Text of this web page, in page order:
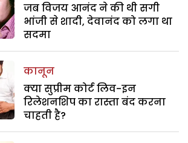
जब विजय आनंद ने की थी सगी
भांजी से शादी, देवानंद को लगा था
सदमा
कानून
क्या सुप्रीम कोर्ट लिव-इन
रिलेशनशिप का रास्ता बंद करना
चाहती है?